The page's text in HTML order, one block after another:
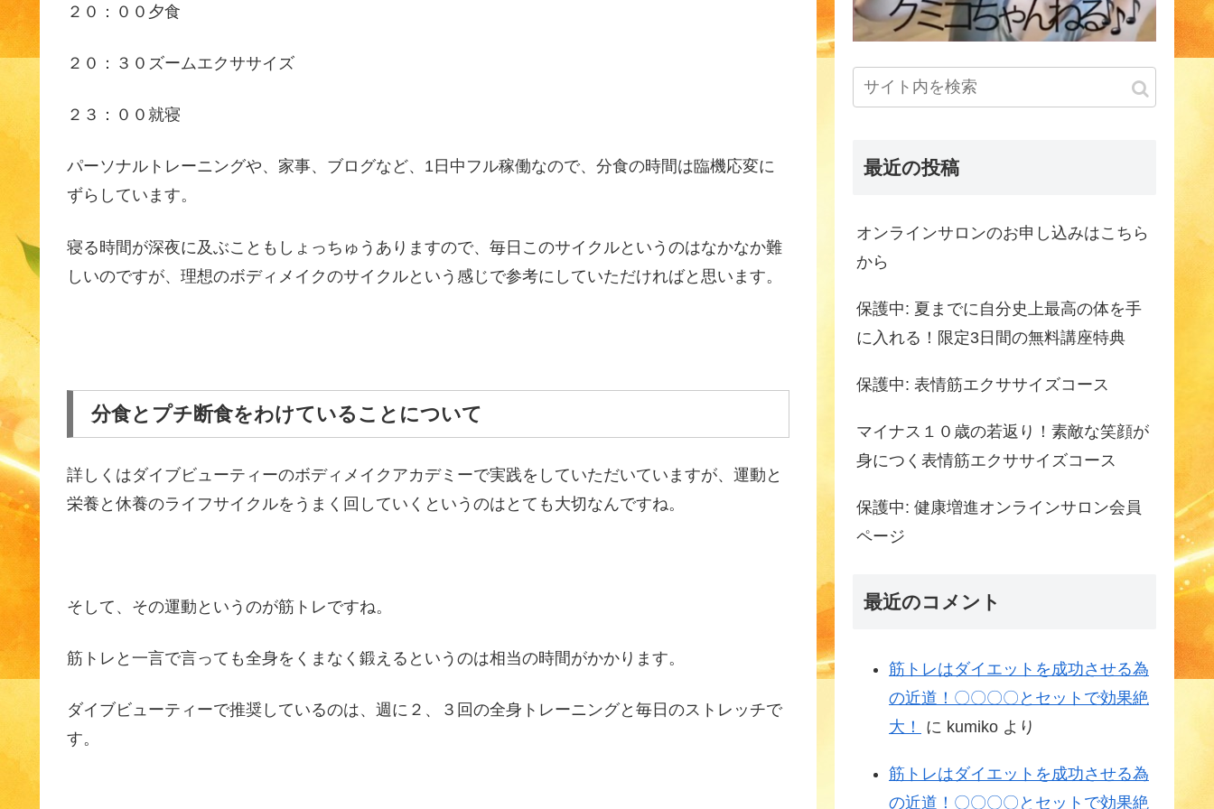
２０：００夕食
２０：３０ズームエクササイズ
２３：００就寝
パーソナルトレーニングや、家事、ブログなど、1日中フル稼働なので、分食の時間は臨機応変に
ずらしています。
寝る時間が深夜に及ぶこともしょっちゅうありますので、毎日このサイクルというのはなかなか難
しいのですが、理想のボディメイクのサイクルという感じで参考にしていただければと思います。
分食とプチ断食をわけていることについて
詳しくはダイブビューティーのボディメイクアカデミーで実践をしていただいていますが、運動と
栄養と休養のライフサイクルをうまく回していくというのはとても大切なんですね。
そして、その運動というのが筋トレですね。
筋トレと一言で言っても全身をくまなく鍛えるというのは相当の時間がかかります。
ダイブビューティーで推奨しているのは、週に２、３回の全身トレーニングと毎日のストレッチで
す。
最近の投稿
オンラインサロンのお申し込みはこちら
から
保護中: 夏までに自分史上最高の体を手
に入れる！限定3日間の無料講座特典
保護中: 表情筋エクササイズコース
マイナス１０歳の若返り！素敵な笑顔が
身につく表情筋エクササイズコース
保護中: 健康増進オンラインサロン会員
ページ
最近のコメント
筋トレはダイエットを成功させる為
の近道！〇〇〇〇とセットで効果絶
大！
に kumiko より
筋トレはダイエットを成功させる為
の近道！〇〇〇〇とセットで効果絶